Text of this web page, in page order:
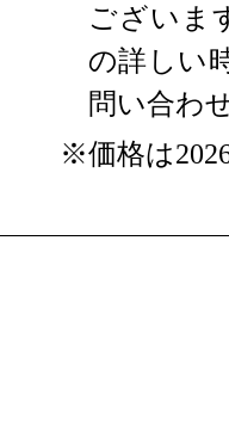
ございま
の詳しい
問い合わ
※価格は